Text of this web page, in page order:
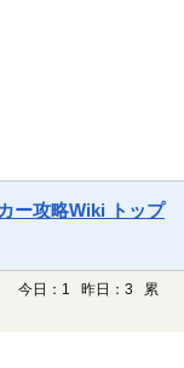
ー攻略Wiki トップ
今日：1 昨日：3 累